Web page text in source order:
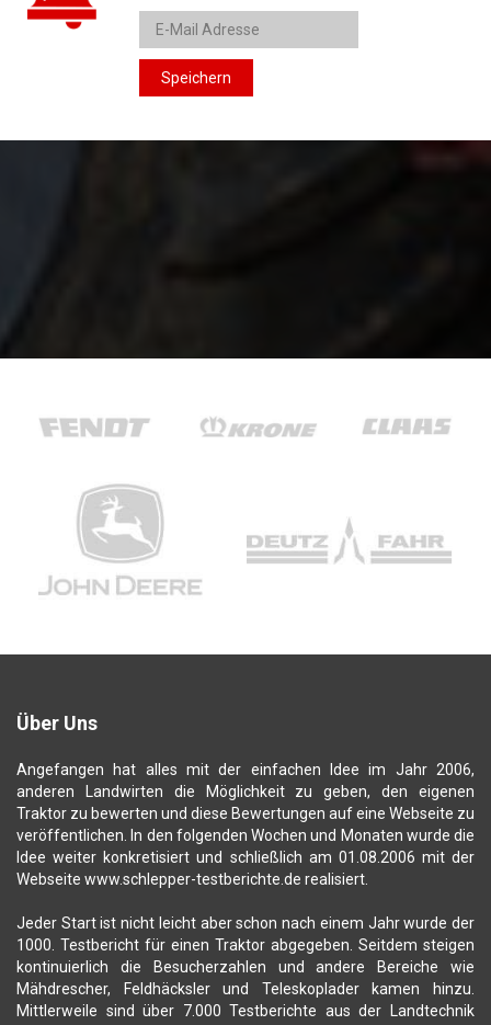
Speichern
Über Uns
Angefangen hat alles mit der einfachen Idee im Jahr 2006,
anderen Landwirten die Möglichkeit zu geben, den eigenen
Traktor zu bewerten und diese Bewertungen auf eine Webseite zu
veröffentlichen. In den folgenden Wochen und Monaten wurde die
Idee weiter konkretisiert und schließlich am 01.08.2006 mit der
Webseite www.schlepper-testberichte.de realisiert.
Jeder Start ist nicht leicht aber schon nach einem Jahr wurde der
1000. Testbericht für einen Traktor abgegeben. Seitdem steigen
kontinuierlich die Besucherzahlen und andere Bereiche wie
Mähdrescher, Feldhäcksler und Teleskoplader kamen hinzu.
Mittlerweile sind über 7.000 Testberichte aus der Landtechnik